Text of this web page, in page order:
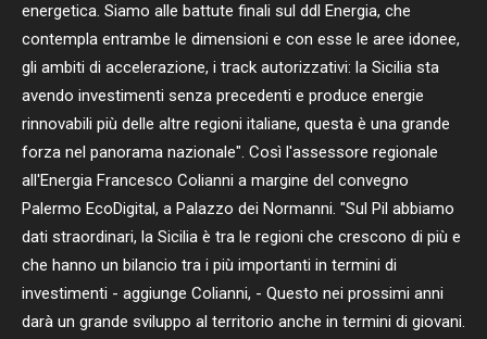
energetica. Siamo alle battute finali sul ddl Energia, che
contempla entrambe le dimensioni e con esse le aree idonee,
gli ambiti di accelerazione, i track autorizzativi: la Sicilia sta
avendo investimenti senza precedenti e produce energie
rinnovabili più delle altre regioni italiane, questa è una grande
forza nel panorama nazionale". Così l'assessore regionale
all'Energia Francesco Colianni a margine del convegno
Palermo EcoDigital, a Palazzo dei Normanni. "Sul Pil abbiamo
dati straordinari, la Sicilia è tra le regioni che crescono di più e
che hanno un bilancio tra i più importanti in termini di
investimenti - aggiunge Colianni, - Questo nei prossimi anni
darà un grande sviluppo al territorio anche in termini di giovani.